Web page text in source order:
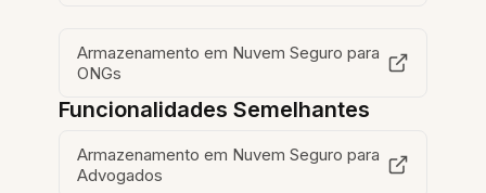
Armazenamento em Nuvem Seguro para
ONGs
Funcionalidades Semelhantes
Armazenamento em Nuvem Seguro para
Advogados